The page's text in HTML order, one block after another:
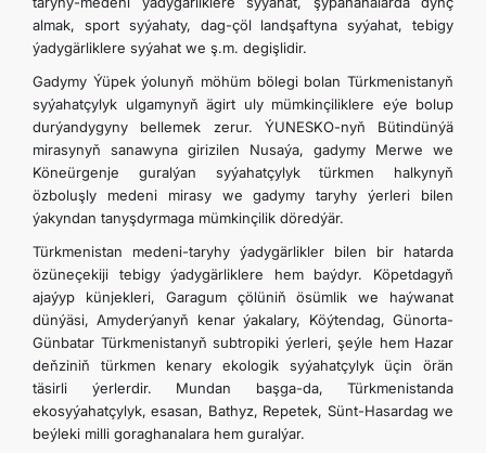
almak, sport syýahaty, dag-çöl landşaftyna syýahat, tebigy
ýadygärliklere syýahat we ş.m. degişlidir.
Gadymy Ýüpek ýolunyň möhüm bölegi bolan Türkmenistanyň
syýahatçylyk ulgamynyň ägirt uly mümkinçiliklere eýe bolup
durýandygyny bellemek zerur. ÝUNESKO-nyň Bütindünýä
mirasynyň sanawyna girizilen Nusaýa, gadymy Merwe we
Köneürgenje guralýan syýahatçylyk türkmen halkynyň
özboluşly medeni mirasy we gadymy taryhy ýerleri bilen
ýakyndan tanyşdyrmaga mümkinçilik döredýär.
Türkmenistan medeni-taryhy ýadygärlikler bilen bir hatarda
özüneçekiji tebigy ýadygärliklere hem baýdyr. Köpetdagyň
ajaýyp künjekleri, Garagum çölüniň ösümlik we haýwanat
dünýäsi, Amyderýanyň kenar ýakalary, Köýtendag, Günorta-
Günbatar Türkmenistanyň subtropiki ýerleri, şeýle hem Hazar
deňziniň türkmen kenary ekologik syýahatçylyk üçin örän
täsirli ýerlerdir. Mundan başga-da, Türkmenistanda
ekosyýahatçylyk, esasan, Bathyz, Repetek, Sünt-Hasardag we
beýleki milli goraghanalara hem guralýar.